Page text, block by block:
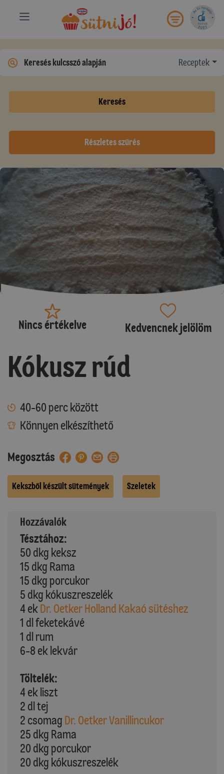
Receptek
Keresés
Részletes szűrés
Nincs értékelve Kedvencnek jelölöm
Kókusz rúd
40-60 perc között
Könnyen elkészíthető
Megosztás
Kekszből készült sütemények Szeletek
Hozzávalók
Tésztához:
50 dkg keksz
15 dkg Rama
15 dkg porcukor
5 dkg kókuszreszelék
4 ek Dr. Oetker Holland Kakaó sütéshez
1 dl feketekávé
1 dl rum
6-8 ek lekvár
Töltelék:
4 ek liszt
2 dl tej
2 csomag Dr. Oetker Vanillincukor
25 dkg Rama
20 dkg porcukor
20 dkg kókuszreszelék